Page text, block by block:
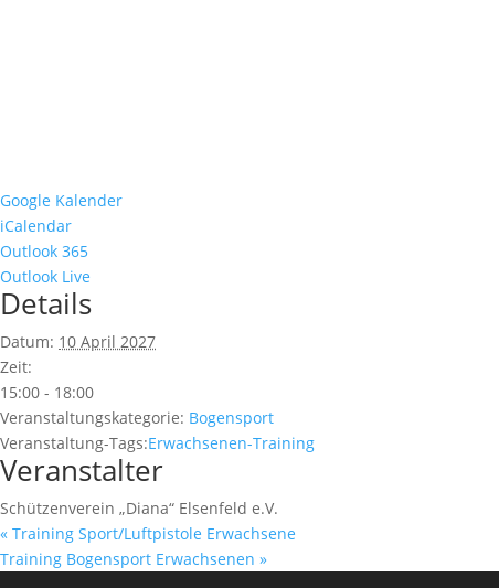
Google Kalender
iCalendar
Outlook 365
Outlook Live
Details
Datum: 10 April 2027
Zeit:
15:00 - 18:00
Veranstaltungskategorie: Bogensport
Veranstaltung-Tags:Erwachsenen-Training
Veranstalter
Schützenverein „Diana“ Elsenfeld e.V.
« Training Sport/Luftpistole Erwachsene
Training Bogensport Erwachsenen »